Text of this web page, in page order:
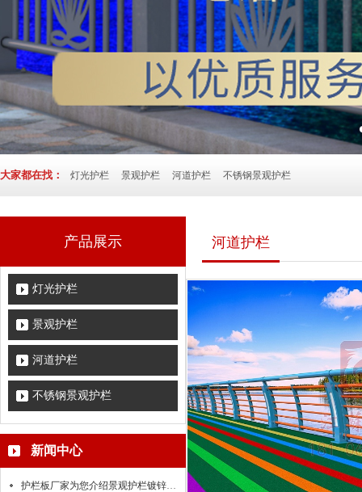
大家都在找： 灯光护栏 景观护栏 河道护栏 不锈钢景观护栏
产品展示
灯光护栏
景观护栏
河道护栏
不锈钢景观护栏
新闻中心
护栏板厂家为您介绍景观护栏镀锌量检测标准
河道护栏